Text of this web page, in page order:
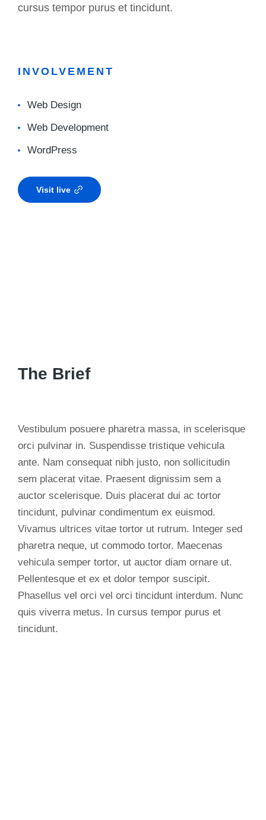
cursus tempor purus et tincidunt.
INVOLVEMENT
Web Design
Web Development
WordPress
Visit live
The Brief
Vestibulum posuere pharetra massa, in scelerisque
orci pulvinar in. Suspendisse tristique vehicula
ante. Nam consequat nibh justo, non sollicitudin
sem placerat vitae. Praesent dignissim sem a
auctor scelerisque. Duis placerat dui ac tortor
tincidunt, pulvinar condimentum ex euismod.
Vivamus ultrices vitae tortor ut rutrum. Integer sed
pharetra neque, ut commodo tortor. Maecenas
vehicula semper tortor, ut auctor diam ornare ut.
Pellentesque et ex et dolor tempor suscipit.
Phasellus vel orci vel orci tincidunt interdum. Nunc
quis viverra metus. In cursus tempor purus et
tincidunt.